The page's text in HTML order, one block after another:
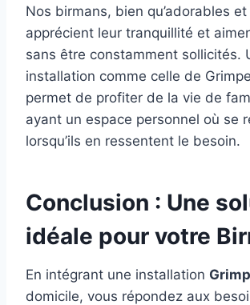
Nos birmans, bien qu’adorables
apprécient leur tranquillité et
sans être constamment sollicités.
installation comme celle de
permet de profiter de la vie de
ayant un espace personnel où se
lorsqu’ils en ressentent le besoin.
Conclusion : Une
idéale pour votre
En intégrant une installation
domicile, vous répondez aux